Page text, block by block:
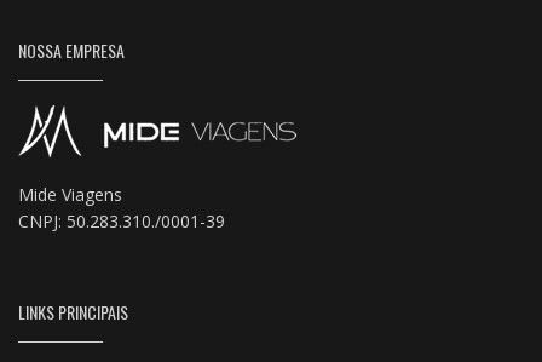
NOSSA EMPRESA
Mide Viagens
CNPJ: 50.283.310./0001-39
LINKS PRINCIPAIS